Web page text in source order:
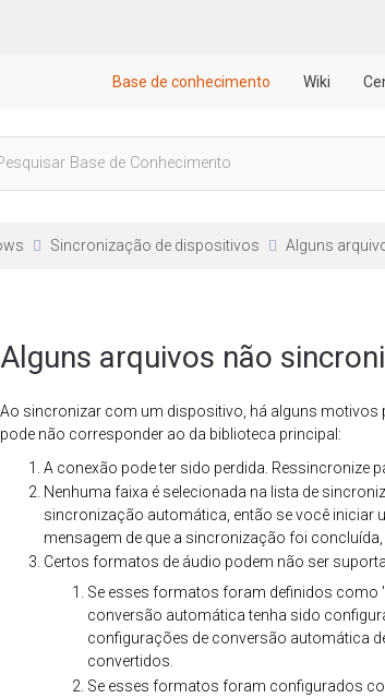
Base de conhecimento Wiki
Sincronização de dispositivos Alguns
Alguns arquivos não
Ao sincronizar com um dispositivo, há alguns
pode não corresponder ao da biblioteca principal:
A conexão pode ter sido perdida. Ressincronize
Nenhuma faixa é selecionada na lista de
sincronização automática, então se você iniciar
mensagem de que a sincronização foi
Certos formatos de áudio podem não ser
Se esses formatos foram definidos como
conversão automática tenha sido
configurações de conversão automática
convertidos.
Se esses formatos foram configurados